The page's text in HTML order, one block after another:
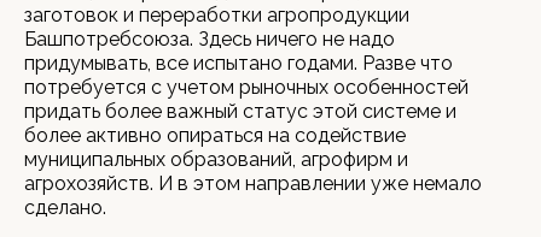
заготовок и переработки агропродукции
Башпотребсоюза. Здесь ничего не надо
придумывать, все испытано годами. Разве что
потребуется с учетом рыночных особенностей
придать более важный статус этой системе и
более активно опираться на содействие
муниципальных образований, агрофирм и
агрохозяйств. И в этом направлении уже немало
сделано.